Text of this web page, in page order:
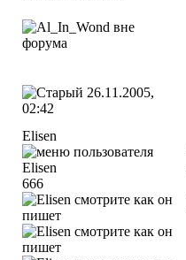
26.11.2005,
02:42
Elisen
666